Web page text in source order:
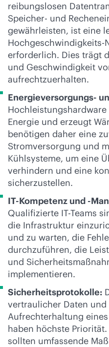
reibungslosen
Speicher- und
gewährleisten, ist eine
Hochgeschwindigkeits-
erforderlich. Dies trägt
und Geschwindigkeit
aufrechtzuerhalten.
Energieversorgungs-
Energie und erzeugt
benötigen daher eine
Stromversorgung und
Kühlsysteme, um eine
verhindern und eine
sicherzustellen.
IT-Kompetenz und -
Qualifizierte IT-Teams
die Infrastruktur
und zu warten, die
durchzuführen, die
und
implementieren.
Sicherheitsprotokolle:
vertraulicher Daten und
Aufrechterhaltung
haben höchste
sollten umfassende